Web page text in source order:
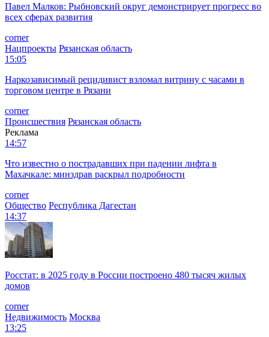
Павел Малков: Рыбновский округ демонстрирует прогресс во
всех сферах развития
corner
Нацпроекты Рязанская область
15:05
Наркозависимый рецидивист взломал витрину с часами в
торговом центре в Рязани
corner
Происшествия Рязанская область
Реклама
14:57
Что известно о пострадавших при падении лифта в
Махачкале: минздрав раскрыл подробности
corner
Общество Республика Дагестан
14:37
Росстат: в 2025 году в России построено 480 тысяч жилых
домов
corner
Недвижимость Москва
13:25